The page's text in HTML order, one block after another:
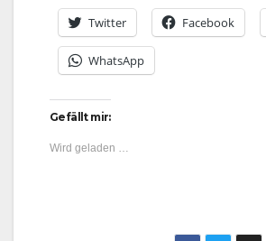
Twitter Facebook
WhatsApp
Gefällt mir:
Wird geladen …